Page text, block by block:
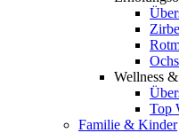
Wellness
Top
Familie & Kinder